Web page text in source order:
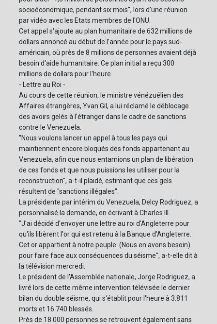
socioéconomique, pendant six mois", lors d'une réunion
par vidéo avec les Etats membres de l'ONU.
Cet appel s'ajoute au plan humanitaire de 632 millions de
dollars annoncé au début de l'année pour le pays sud-
américain, où près de 8 millions de personnes avaient déjà
besoin d'aide humanitaire. Ce plan initial a reçu 300
millions de dollars pour l'heure.
- Lettre au Roi -
Au cours de cette réunion, le ministre vénézuélien des
Affaires étrangères, Yvan Gil, a lui réclamé le déblocage
des avoirs gelés à l'étranger dans le cadre de sanctions
contre le Venezuela.
"Nous voulons lancer un appel à tous les pays qui
maintiennent encore bloqués des fonds appartenant au
Venezuela, afin que nous entamions un plan de libération
de ces fonds et que nous puissions les utiliser pour la
reconstruction", a-t-il plaidé, estimant que ces gels
résultent de "sanctions illégales".
La présidente par intérim du Venezuela, Delcy Rodriguez, a
personnalisé la demande, en écrivant à Charles III.
"J'ai décidé d'envoyer une lettre au roi d'Angleterre pour
qu'ils libèrent l'or qui est retenu à la Banque d'Angleterre.
Cet or appartient à notre peuple. (Nous en avons besoin)
pour faire face aux conséquences du séisme", a-t-elle dit à
la télévision mercredi.
Le président de l'Assemblée nationale, Jorge Rodriguez, a
livré lors de cette même intervention télévisée le dernier
bilan du double séisme, qui s'établit pour l'heure à 3.811
morts et 16.740 blessés.
Près de 18.000 personnes se retrouvent également sans